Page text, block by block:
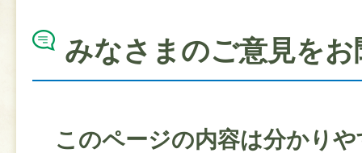
みなさまのご意見を
このページの内容は分かり